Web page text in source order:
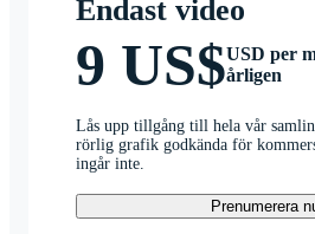
Endast video
9 US$USD per
årligen
Lås upp tillgång till hela vår
rörlig grafik godkända för
ingår inte.
Prenumerera